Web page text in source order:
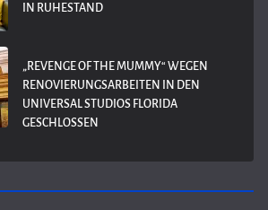
IN RUHESTAND
„REVENGE OF THE MUMMY“ WEGEN
RENOVIERUNGSARBEITEN IN DEN
UNIVERSAL STUDIOS FLORIDA
GESCHLOSSEN